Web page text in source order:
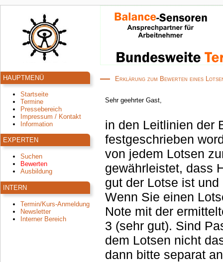
HAUPTMENÜ
Startseite
Termine
Pressebereich
Impressum / Kontakt
Information
EXPERTEN
Suchen
Bewerten
Ausbildung
INTERN
Termin/Kurs-Anmeldung
Newsletter
Interner Bereich
Erklärung zum Bewerten eines
Sehr geehrter Gast,
in den Leitlinien der
festgeschrieben
von jedem Lotsen zum
gewährleistet, dass
gut der Lotse ist
Wenn Sie einen
Note mit der ermittelten Zufriedenheitszahl zwischen 0
3 (sehr gut). Sind
dem Lotsen nicht
dann bitte separat